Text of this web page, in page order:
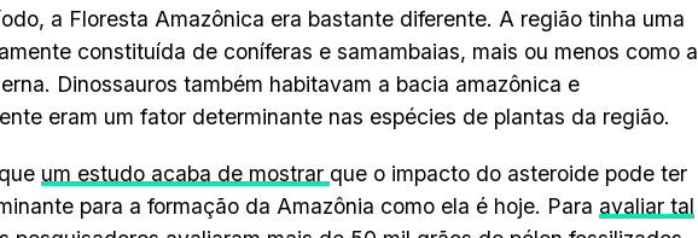
a Floresta Amazônica era bastante diferente. A região tinha uma
constituída de coníferas e samambaias, mais ou menos como a
Dinossauros também habitavam a bacia amazônica e
eram um fator determinante nas espécies de plantas da região.
um estudo acaba de mostrar que o impacto do asteroide pode ter
para a formação da Amazônia como ela é hoje. Para avaliar tal